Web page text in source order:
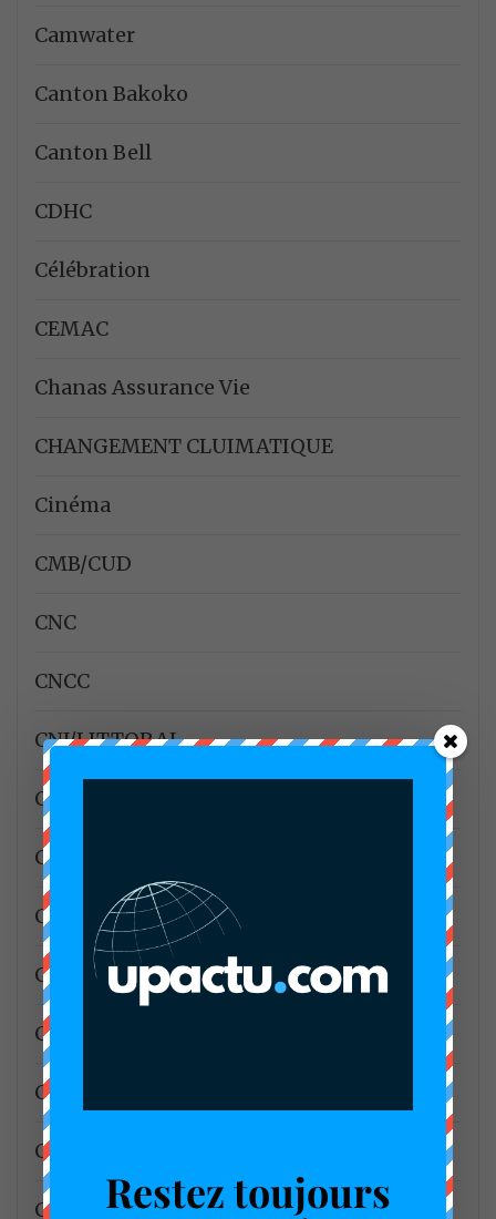
Camwater
Canton Bakoko
Canton Bell
CDHC
Célébration
CEMAC
Chanas Assurance Vie
CHANGEMENT CLUIMATIQUE
Cinéma
CMB/CUD
CNC
CNCC
CNJ/LITTORAL
Commerce
Communauté Urbaine De Douala
Communiqué
CONAC
Conseil Regional
Convention
Coopération
CSPH
Restez toujours